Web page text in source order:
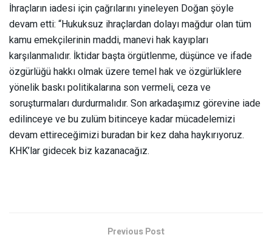
İhraçların iadesi için çağrılarını yineleyen Doğan şöyle
devam etti: “Hukuksuz ihraçlardan dolayı mağdur olan tüm
kamu emekçilerinin maddi, manevi hak kayıpları
karşılanmalıdır. İktidar başta örgütlenme, düşünce ve ifade
özgürlüğü hakkı olmak üzere temel hak ve özgürlüklere
yönelik baskı politikalarına son vermeli, ceza ve
soruşturmaları durdurmalıdır. Son arkadaşımız görevine iade
edilinceye ve bu zulüm bitinceye kadar mücadelemizi
devam ettireceğimizi buradan bir kez daha haykırıyoruz.
KHK’lar gidecek biz kazanacağız.
Previous Post